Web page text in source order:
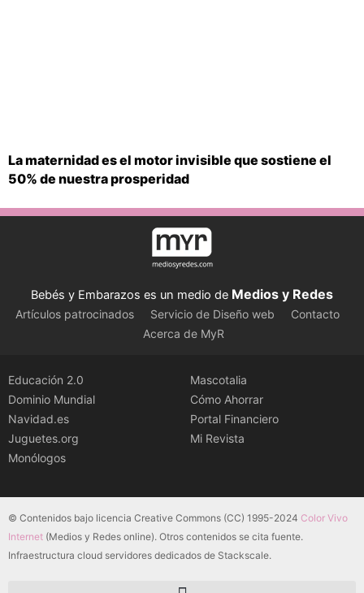
La maternidad es el motor invisible que sostiene el
50% de nuestra prosperidad
Bebés y Embarazos es un medio de Medios y Redes
Artículos patrocinados Servicio de Diseño web
Contacto
Acerca de MyR
Educación 2.0
Dominio Mundial
Navidad.es
Juguetes.org
Monólogos
Mascotalia
Cómo Ahorrar
Portal Financiero
Mi Revista
© Contenidos bajo licencia Creative Commons (CC) 1995-2024 Color Vivo
Internet (Medios y Redes online). Otros contenidos se cita fuente.
Infraestructura cloud servidores dedicados de Stackscale.